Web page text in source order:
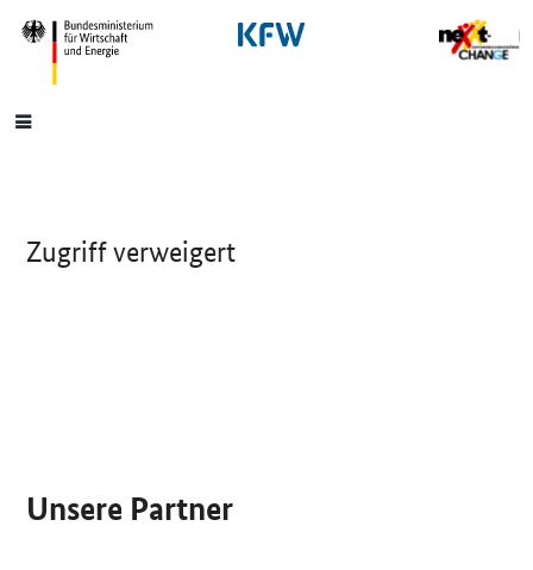
SrOnlyNavigation
Hauptmenü
Zugriff verweigert
Unsere Partner